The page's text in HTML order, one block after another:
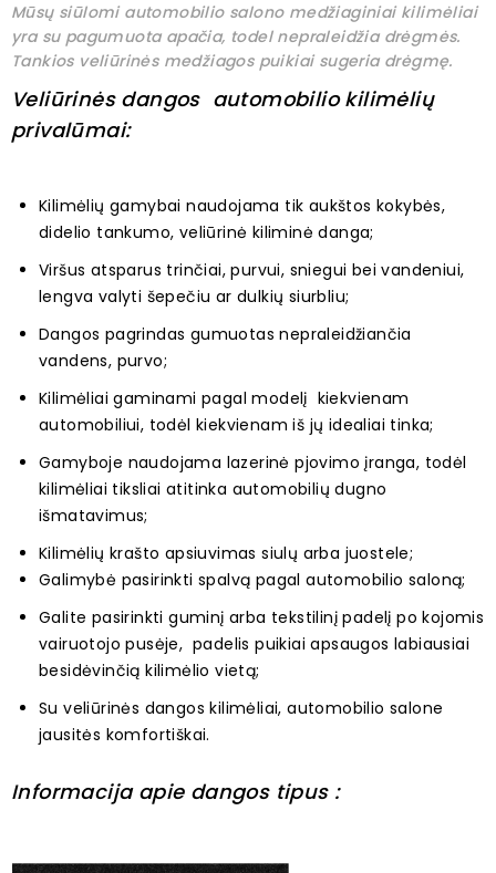
Mūsų siūlomi automobilio salono medžiaginiai kilimėliai
yra su pagumuota apačia, todel nepraleidžia drėgmės.
Tankios veliūrinės medžiagos puikiai sugeria drėgmę.
Veliūrinės dangos automobilio kilimėlių
privalūmai:
Kilimėlių gamybai naudojama tik aukštos kokybės,
didelio tankumo, veliūrinė kiliminė danga;
Viršus atsparus trinčiai, purvui, sniegui bei vandeniui,
lengva valyti šepečiu ar dulkių siurbliu;
Dangos pagrindas gumuotas nepraleidžiančia
vandens, purvo;
Kilimėliai gaminami pagal modelį kiekvienam
automobiliui, todėl kiekvienam iš jų idealiai tinka;
Gamyboje naudojama lazerinė pjovimo įranga, todėl
kilimėliai tiksliai atitinka automobilių dugno
išmatavimus;
Kilimėlių krašto apsiuvimas siulų arba juostele;
Galimybė pasirinkti spalvą pagal automobilio saloną;
Galite pasirinkti guminį arba tekstilinį padelį po kojomis
vairuotojo pusėje, padelis puikiai apsaugos labiausiai
besidėvinčią kilimėlio vietą;
Su veliūrinės dangos kilimėliai, automobilio salone
jausitės komfortiškai.
Informacija apie dangos tipus :